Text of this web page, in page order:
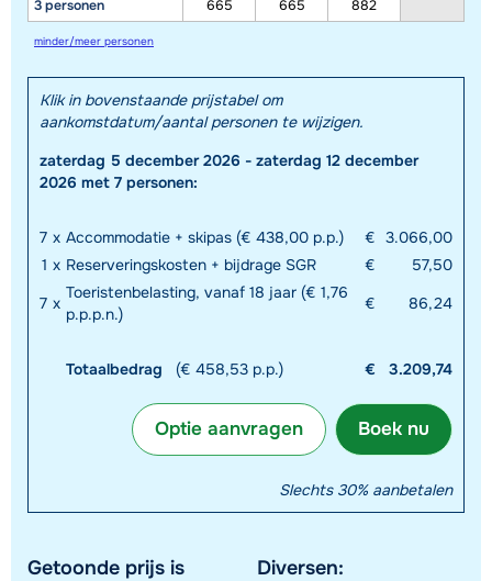
3 personen 665 665 882
minder/meer personen
Klik in bovenstaande prijstabel om
aankomstdatum/aantal personen te wijzigen.
zaterdag 5 december 2026 - zaterdag 12 december
2026 met 7 personen:
7 x Accommodatie + skipas (€ 438,00 p.p.) € 3.066,00
1 x Reserveringskosten + bijdrage SGR €
57,50
7 x
Toeristenbelasting, vanaf 18 jaar (€ 1,76
p.p.p.n.)
€ 86,24
Totaalbedrag (€ 458,53 p.p.) € 3.209,74
Boek nu
Optie aanvragen
Slechts 30% aanbetalen
Getoonde prijs is
Diversen: